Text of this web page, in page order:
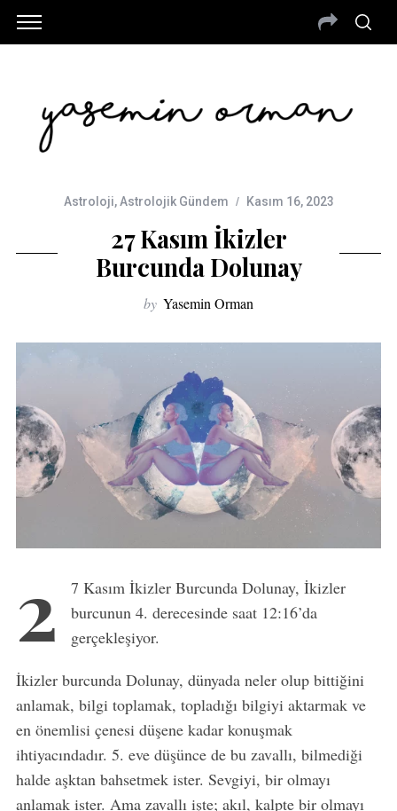
Astroloji,Astrolojik Gündem Kasım 16, 2023
27 Kasım İkizler
Burcunda Dolunay
by Yasemin Orman
2
7 Kasım İkizler Burcunda Dolunay, İkizler
burcunun 4. derecesinde saat 12:16’da
gerçekleşiyor.
İkizler burcunda Dolunay, dünyada neler olup bittiğini
anlamak, bilgi toplamak, topladığı bilgiyi aktarmak ve
en önemlisi çenesi düşene kadar konuşmak
ihtiyacındadır. 5. eve düşünce de bu zavallı, bilmediği
halde aşktan bahsetmek ister. Sevgiyi, bir olmayı
anlamak ister. Ama zavallı işte; akıl, kalpte bir olmayı